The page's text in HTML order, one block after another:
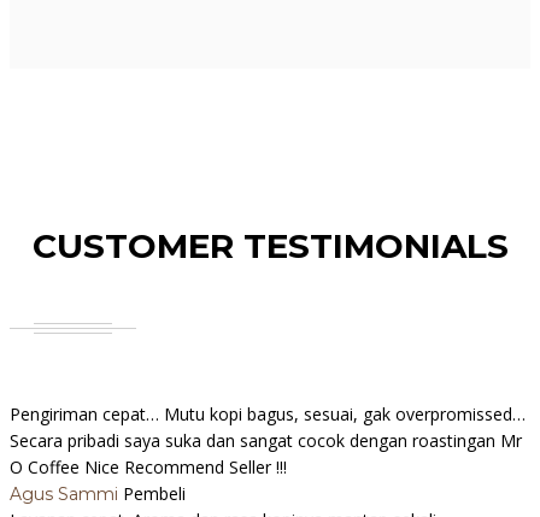
CUSTOMER TESTIMONIALS
Pengiriman cepat… Mutu kopi bagus, sesuai, gak overpromissed…
Secara pribadi saya suka dan sangat cocok dengan roastingan Mr
O Coffee Nice Recommend Seller !!!
Agus Sammi Pembeli